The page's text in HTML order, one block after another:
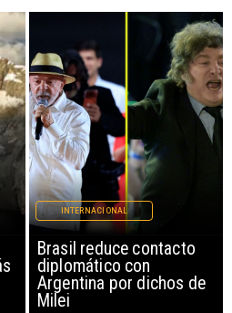
China restringe
exportación de drones a
EEUU y sanciona
empresas
INTERNACIONAL